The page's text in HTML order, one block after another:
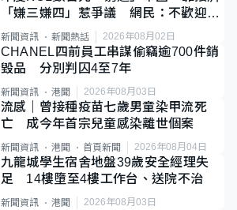
「嫌三嫌四」惹爭議 網民：不歡迎劣
質旅客
新聞資訊 新聞熱話 2026年08月02日
CHANEL四前員工串謀偷竊逾700件銷
毀品 分別判囚4至7年
新聞資訊 港聞 2026年08月03日
流感｜曾接種疫苗七歲男童染甲流死
亡 成今年首宗兒童感染離世個案
新聞資訊 港聞 首頁新聞 2026年08月04日
九龍城學生宿舍地盤39歲安全經理失
足 14樓墮至4樓工作台、送院不治
新聞資訊 港聞 2026年08月03日